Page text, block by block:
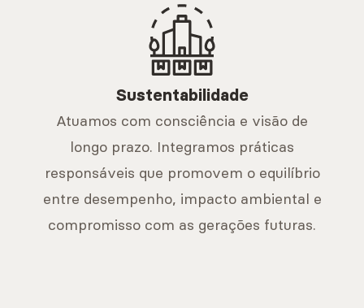
Sustentabilidade
Atuamos com consciência e visão de
longo prazo. Integramos práticas
responsáveis que promovem o equilíbrio
entre desempenho, impacto ambiental e
compromisso com as gerações futuras.